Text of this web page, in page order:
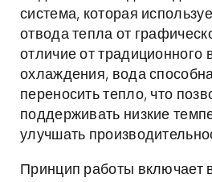
система, которая
отвода тепла от
отличие от традиционного
охлаждения, вода
переносить тепло, что
поддерживать низкие
улучшать
Принцип работы включает